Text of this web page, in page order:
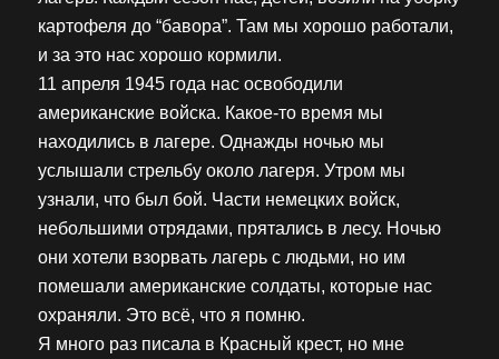
картофеля до “бавора”. Там мы хорошо работали,
и за это нас хорошо кормили.
11 апреля 1945 года нас освободили
американские войска. Какое-то время мы
находились в лагере. Однажды ночью мы
услышали стрельбу около лагеря. Утром мы
узнали, что был бой. Части немецких войск,
небольшими отрядами, прятались в лесу. Ночью
они хотели взорвать лагерь с людьми, но им
помешали американские солдаты, которые нас
охраняли. Это всё, что я помню.
Я много раз писала в Красный крест, но мне